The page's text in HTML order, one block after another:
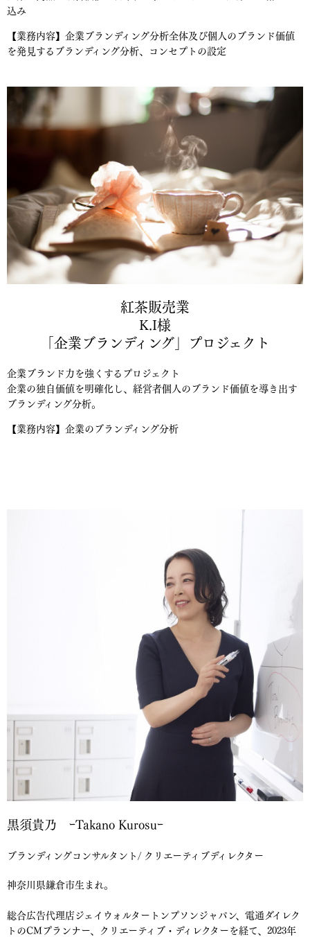
込み
【業務内容】企業ブランディング分析全体及び個人のブランド価値
を発見するブランディング分析、コンセプトの設定
紅茶販売業
K.I様
「企業ブランディング」プロジェクト
企業ブランド力を強くするプロジェクト
企業の独自価値を明確化し、経営者個人のブランド価値を導き出す
ブランディング分析。
【業務内容】企業のブランディング分析
黒須貴乃 ｰTakano Kurosuｰ
ブランディングコンサルタント/ クリエーティブディレクター
神奈川県鎌倉市生まれ。
総合広告代理店ジェイウォルタートンプソンジャパン、電通ダイレク
トのCMプランナー、クリエーティブ・ディレクターを経て、2023年